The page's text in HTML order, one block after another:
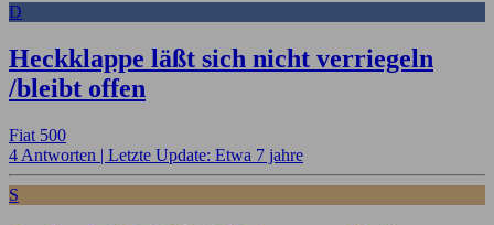
D
Heckklappe läßt sich nicht verriegeln
/bleibt offen
Fiat 500
4 Antworten | Letzte Update: Etwa 7 jahre
S